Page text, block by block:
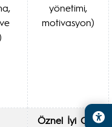
yönetimi,
motivasyon)
Öznel İyi Oluş